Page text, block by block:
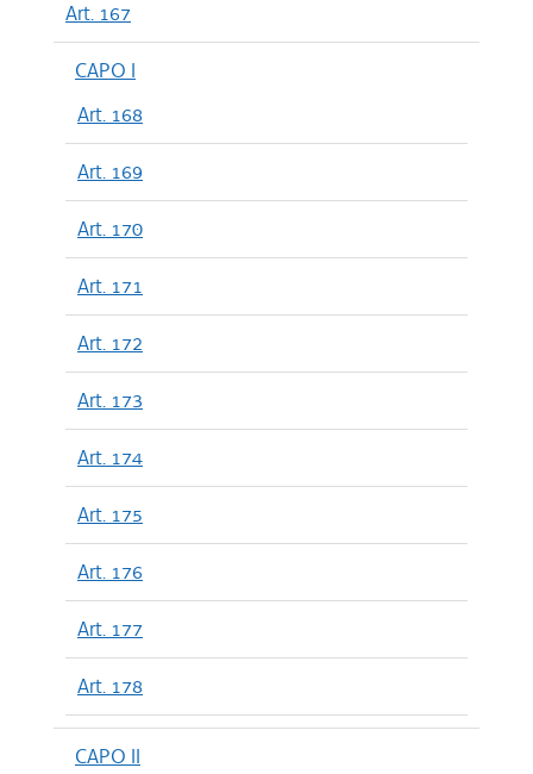
Art. 167
CAPO I
Art. 168
Art. 169
Art. 170
Art. 171
Art. 172
Art. 173
Art. 174
Art. 175
Art. 176
Art. 177
Art. 178
CAPO II